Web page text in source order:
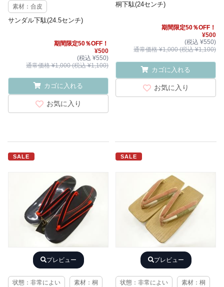
素材：合皮
サンダル下駄(24.5センチ)
期間限定50％OFF！
¥500
(税込 ¥550)
通常価格 ¥1,000 (税込 ¥1,100)
カゴに入れる
お気に入り
桐下駄(24センチ)
期間限定50％OFF！
¥500
(税込 ¥550)
通常価格 ¥1,000 (税込 ¥1,100)
カゴに入れる
お気に入り
SALE
プレビュー
状態：非常によい 素材：桐
SALE
プレビュー
状態：非常によい 素材：桐